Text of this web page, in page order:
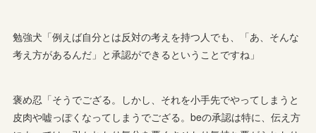
勉強犬「例えば自分とは反対の考えを持つ人でも、「あ、そんな
考え方があるんだ」と承認ができるということですね」
褒め忍「そうでござる。しかし、それを小手先でやってしまうと
皮肉や嘘っぽくなってしまうでござる。beの承認は特に、伝え方